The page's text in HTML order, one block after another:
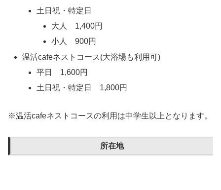
土日祝・特定日
大人 1,400円
小人 900円
温活cafeネストコース(大浴場も利用可)
平日 1,600円
土日祝・特定日 1,800円
※温活cafeネストコースの利用は中学生以上となります。
所在地